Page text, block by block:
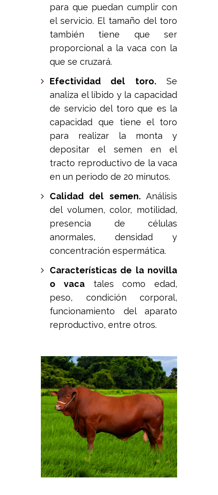
para que puedan cumplir con
el servicio. El tamaño del toro
también tiene que ser
proporcional a la vaca con la
que se cruzará.
Efectividad del toro.Se
analiza el líbido y la capacidad
de servicio del toro que es la
capacidad que tiene el toro
para realizar la monta y
depositar el semen en el
tracto reproductivo de la vaca
en un periodo de 20 minutos.
Calidad del semen.Análisis
del volumen, color, motilidad,
presencia de células
anormales, densidad y
concentración espermática.
Características de la novilla
o vacatales como edad,
peso, condición corporal,
funcionamiento del aparato
reproductivo, entre otros.